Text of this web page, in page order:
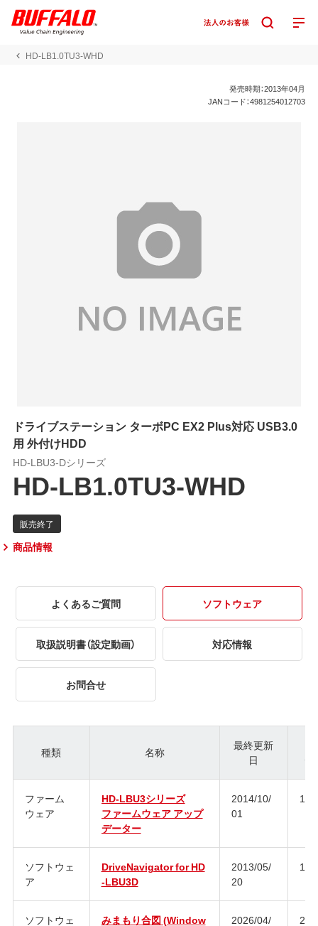
HD-LB1.0TU3-WHD
発売時期：2013年04月
JANコード：4981254012703
ドライブステーション ターボPC EX2 Plus対応 USB3.0
用 外付けHDD
HD-LBU3-Dシリーズ
HD-LB1.0TU3-WHD
商品情報
よくあるご質問 ソフトウェア
取扱説明書（設定動画） 対応情報
お問合せ
種類 名称
最終更新
日
ジ
ファーム
ウェア
HD-LBU3シリーズ
ファームウェア アップ
データー
2014/10/
01
ソフトウェ
ア
DriveNavigator for HD
-LBU3D
2013/05/
20
ソフトウェ
みまもり合図 (Window
2026/04/